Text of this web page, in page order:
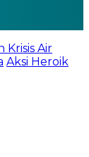
Krisis Air
Aksi Heroik